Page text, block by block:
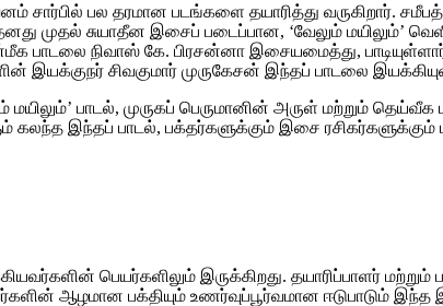
சார்பில் பல தரமான படங்களை தயாரித்து வருகிறார்.
முதல் சுயாதீன இசைப் படைப்பான, ‘வேலும் மயிலும்’
நிவாஸ் கே. பிரசன்னா இசையமைத்து, பாடியுள்ளார்.
இயக்குநர் சிவகுமார் முருகேசன் இந்தப் பாடலை
பாடல், முருகப் பெருமானின் அருள் மற்றும்
கலந்த இந்தப் பாடல், பக்தர்களுக்கும் இசை
பெயர்களிலும் இருக்கிறது. தயாரிப்பாளர் மற்றும்
ஆழமான பக்தியும் உணர்வுப்பூர்வமான ஈடுபாடும் இந்த